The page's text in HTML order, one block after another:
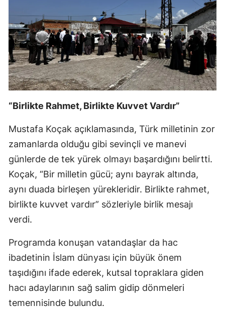
“Birlikte Rahmet, Birlikte Kuvvet Vardır”
Mustafa Koçak açıklamasında, Türk milletinin zor
zamanlarda olduğu gibi sevinçli ve manevi
günlerde de tek yürek olmayı başardığını belirtti.
Koçak, “Bir milletin gücü; aynı bayrak altında,
aynı duada birleşen yürekleridir. Birlikte rahmet,
birlikte kuvvet vardır” sözleriyle birlik mesajı
verdi.
Programda konuşan vatandaşlar da hac
ibadetinin İslam dünyası için büyük önem
taşıdığını ifade ederek, kutsal topraklara giden
hacı adaylarının sağ salim gidip dönmeleri
temennisinde bulundu.